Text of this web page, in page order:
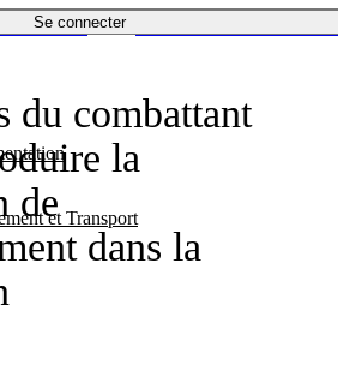
Se connecter
et Transport
Économie
du combattant
la
de
dans la